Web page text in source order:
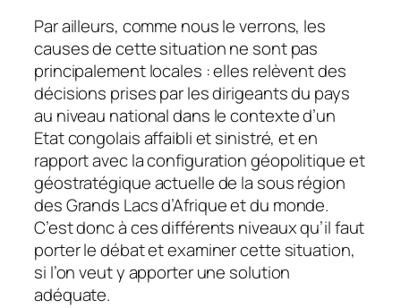
Par ailleurs, comme nous le verrons, les
causes de cette situation ne sont pas
principalement locales : elles relèvent des
décisions prises par les dirigeants du pays
au niveau national dans le contexte d’un
Etat congolais affaibli et sinistré, et en
rapport avec la configuration géopolitique et
géostratégique actuelle de la sous région
des Grands Lacs d’Afrique et du monde.
C’est donc à ces différents niveaux qu’il faut
porter le débat et examiner cette situation,
si l’on veut y apporter une solution
adéquate.